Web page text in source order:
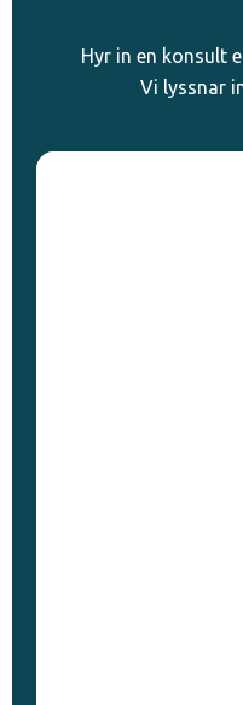
Hyr in en konsult
Vi lyssnar